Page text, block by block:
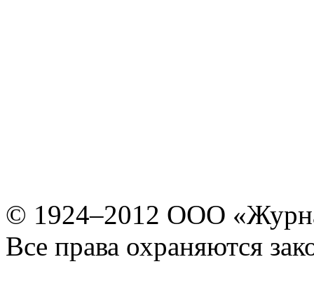
© 1924–2012 ООО
Все права охраняются